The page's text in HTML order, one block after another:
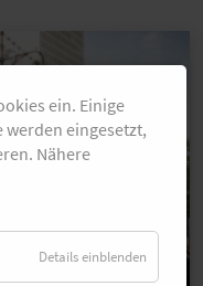
ein. Einige
eingesetzt,
Nähere
Details einblenden